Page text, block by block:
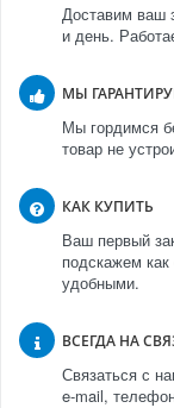
Доставим ваш
и день.
МЫ
Мы гордимся
товар не
КАК КУПИТЬ
Ваш первый
подскажем
удобными.
ВСЕГДА НА
Связаться с
e-mail,